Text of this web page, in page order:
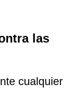
las
cualquier